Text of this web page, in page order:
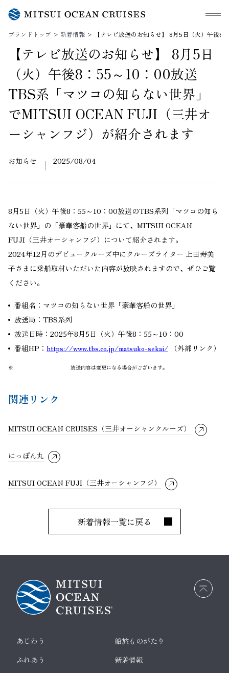
メニュ
ブランドトップ 新着情報 【テレビ放送のお知らせ】 8月5日（火）午
【テレビ放送のお知らせ】 8月5日
（火）午後8：55～10：00放送
TBS系「マツコの知らない世界」
でMITSUI OCEAN FUJI（三井オ
ーシャンフジ）が紹介されます
お知らせ 2025/08/04
8月5日（火）午後8：55～10：00放送のTBS系列「マツコの知ら
ない世界」の「豪華客船の世界」にて、MITSUI OCEAN
FUJI（三井オーシャンフジ）について紹介されます。
2024年12月のデビュークルーズ中にクルーズライター 上田寿美
子さまに乗船取材いただいた内容が放映されますので、ぜひご覧
ください。
番組名：マツコの知らない世界「豪華客船の世界」
放送局：TBS系列
放送日時：2025年8月5日（火）午後8：55～10：00
番組HP： https://www.tbs.co.jp/matsuko-sekai/ （外部リンク）
※ 放送内容は変更になる場合がございます。
関連リンク
MITSUI OCEAN CRUISES（三井オーシャンクルーズ）
にっぽん丸
MITSUI OCEAN FUJI（三井オーシャンフジ）
新着情報一覧に戻る
画面
最上
あじわう
ふれあう
船旅ものがたり
新着情報